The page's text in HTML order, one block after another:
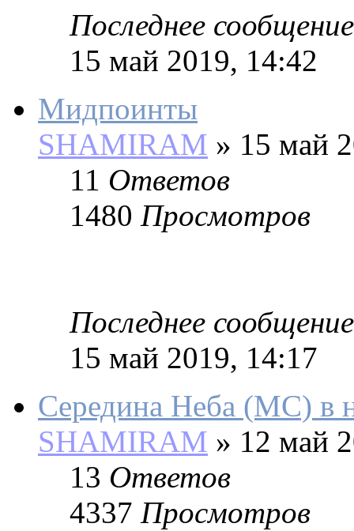
Последнее сообщение
15 май 2019, 14:42
Мидпоинты
SHAMIRAM » 15 май
11 Ответов
1480 Просмотров
Последнее сообщение
15 май 2019, 14:17
Середина Неба (МС) в
SHAMIRAM » 12 май
13 Ответов
4337 Просмотров